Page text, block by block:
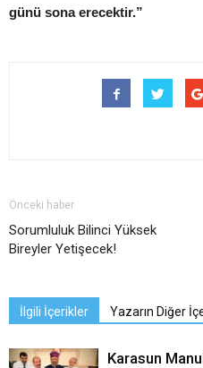
günü sona erecektir.”
Önceki haber
Sorumluluk Bilinci Yüksek
Bireyler Yetişecek!
İlgili İçerikler Yazarın Diğer
Karasun